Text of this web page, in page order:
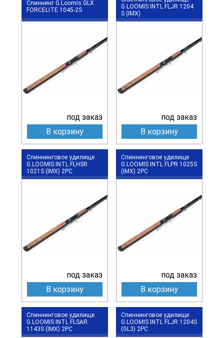
Спиннинг G.Loomis GLX
FORCELITE 1045-2S
под заказ
В корзину
G.LOOMIS INTL FLJR 1204
S (IMX)
под заказ
В корзину
Спиннинговое удилище
G.LOOMIS INTL FLHSR
1021S (IMX) 2PC
под заказ
В корзину
Спиннинговое удилище
G.LOOMIS INTL FLPR 1025S
(IMX) 2PC
под заказ
В корзину
Спиннинговое удилище
G.LOOMIS INTL FLSAR
1143S (IMX) 2PC
Спиннинговое удилище
G.LOOMIS INTL FLJR 1204S
(GL3) 2PC